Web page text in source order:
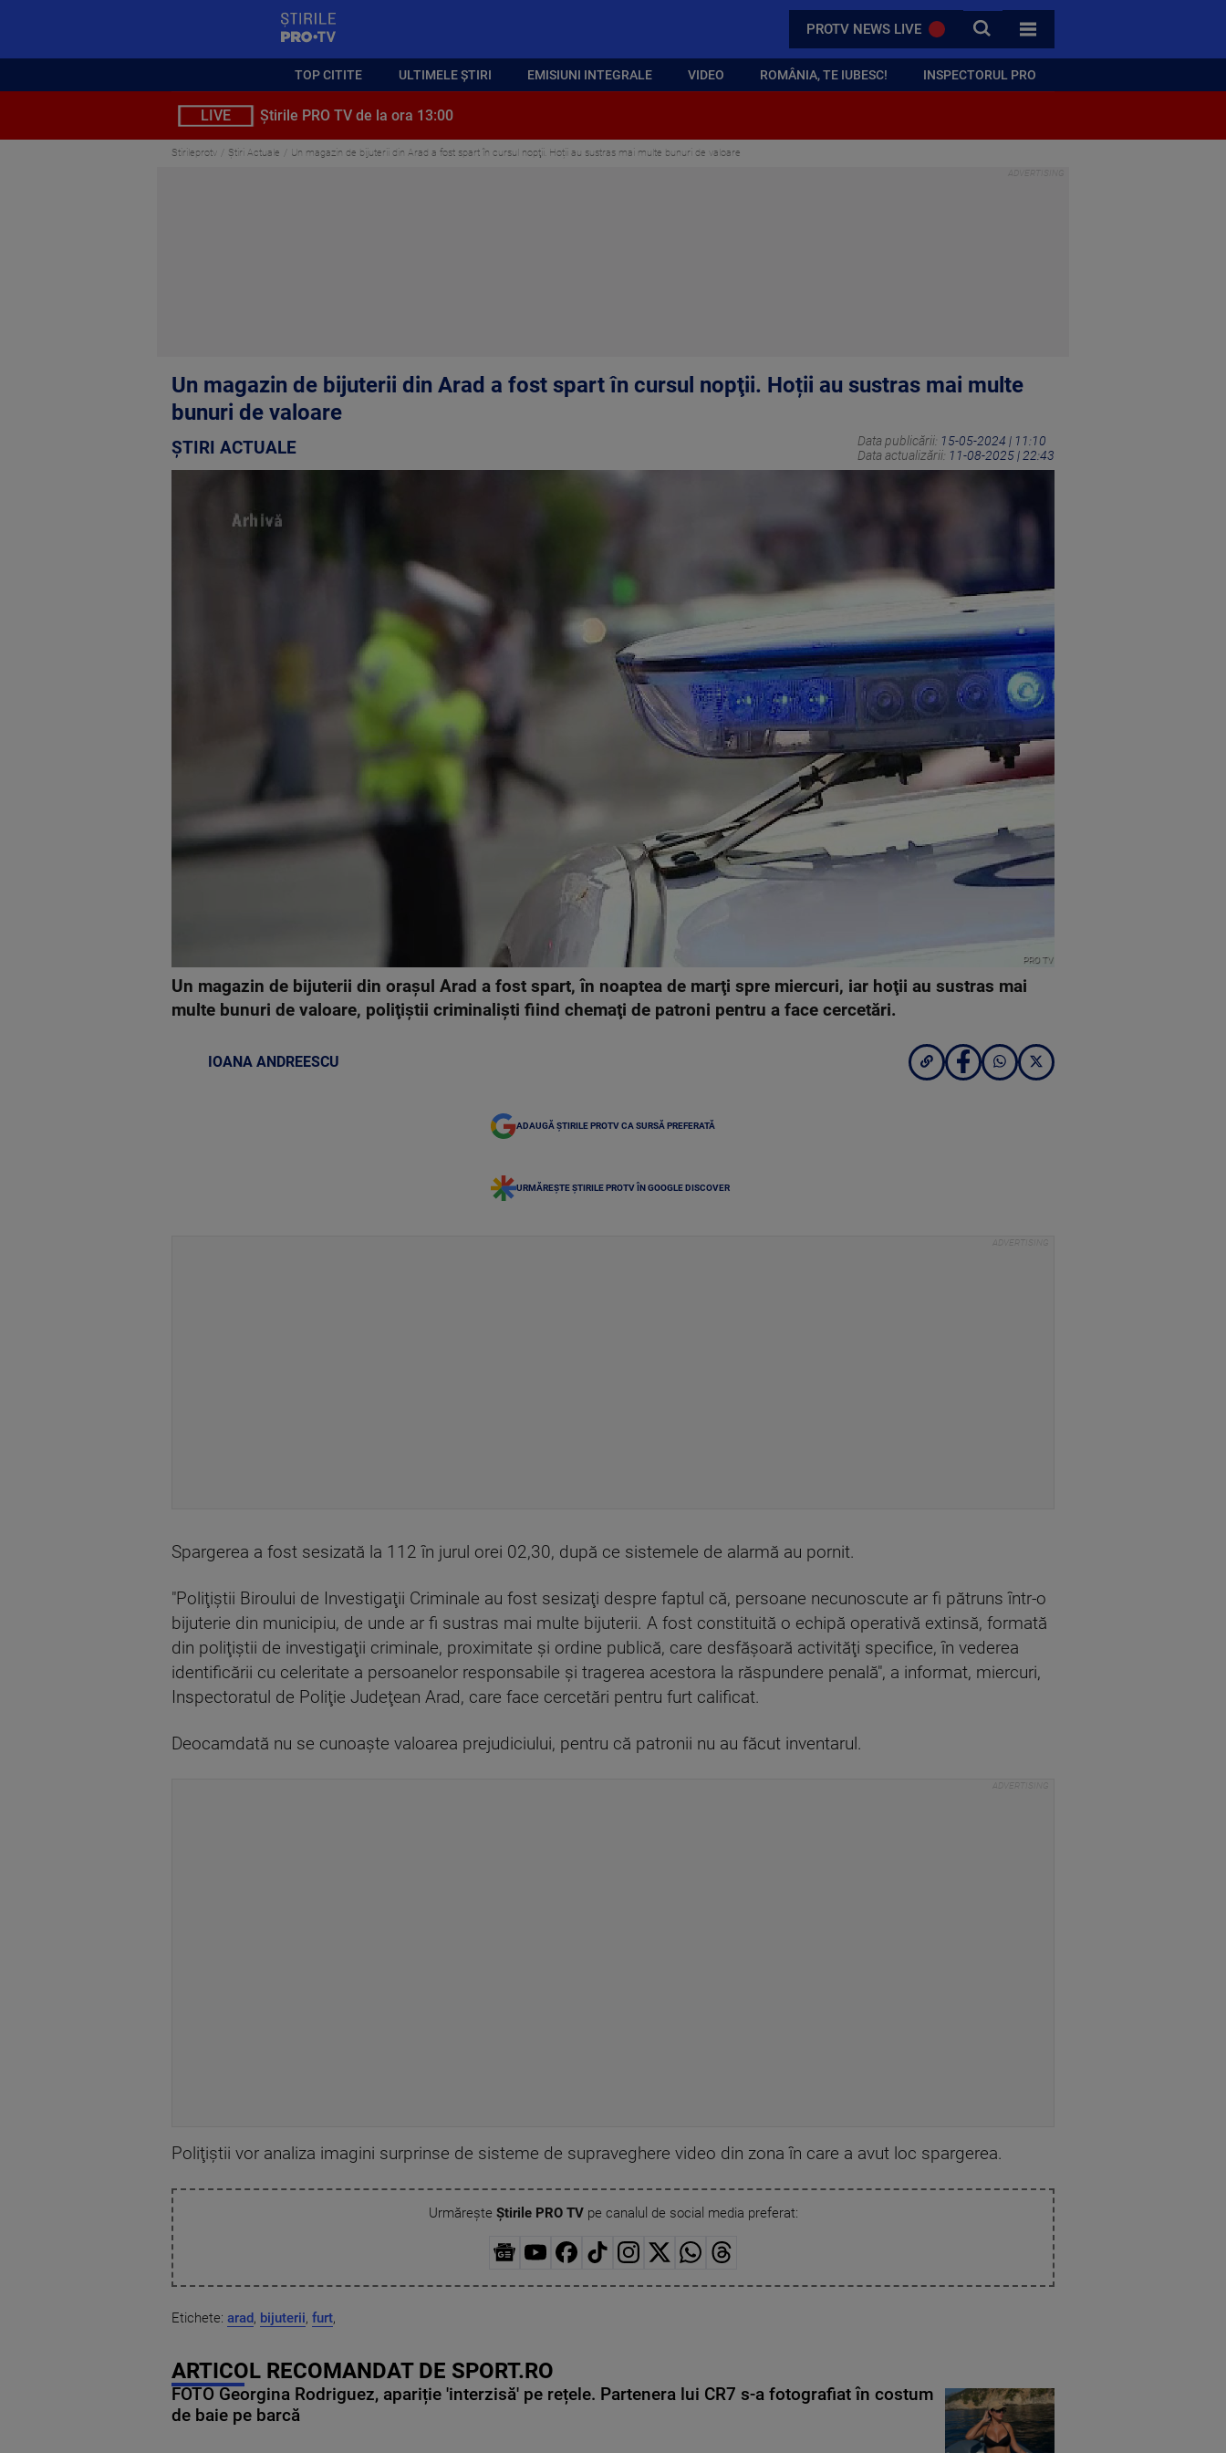
PROTV NEWS LIVE CAUTA
TOATE CATEGORIILE
TOP CITITE ULTIMELE ȘTIRI EMISIUNI INTEGRALE VIDEO ROMÂNIA, TE IUBESC! INSPECTORUL PRO
LIVE Știrile PRO TV de la ora 13:00
Stirileprotv Știri Actuale Un magazin de bijuterii din Arad a fost spart în cursul nopţii. Hoții au sustras mai multe bunuri de valoare
Un magazin de bijuterii din Arad a fost spart în cursul nopţii. Hoții au sustras mai multe
bunuri de valoare
ȘTIRI ACTUALE Data publicării: 15-05-2024 | 11:10
Data actualizării: 11-08-2025 | 22:43
PRO TV
Un magazin de bijuterii din oraşul Arad a fost spart, în noaptea de marţi spre miercuri, iar hoţii au sustras mai
multe bunuri de valoare, poliţiştii criminalişti fiind chemaţi de patroni pentru a face cercetări.
IOANA ANDREESCU
ADAUGĂ ȘTIRILE PROTV CA SURSĂ PREFERATĂ
URMĂREȘTE ȘTIRILE PROTV ÎN GOOGLE DISCOVER
Spargerea a fost sesizată la 112 în jurul orei 02,30, după ce sistemele de alarmă au pornit.
"Poliţiştii Biroului de Investigaţii Criminale au fost sesizaţi despre faptul că, persoane necunoscute ar fi pătruns într-o
bijuterie din municipiu, de unde ar fi sustras mai multe bijuterii. A fost constituită o echipă operativă extinsă, formată
din poliţiştii de investigaţii criminale, proximitate şi ordine publică, care desfăşoară activităţi specifice, în vederea
identificării cu celeritate a persoanelor responsabile şi tragerea acestora la răspundere penală", a informat, miercuri,
Inspectoratul de Poliţie Judeţean Arad, care face cercetări pentru furt calificat.
Deocamdată nu se cunoaşte valoarea prejudiciului, pentru că patronii nu au făcut inventarul.
Poliţiştii vor analiza imagini surprinse de sisteme de supraveghere video din zona în care a avut loc spargerea.
Urmărește Știrile PRO TVpe canalul de social media preferat:
Etichete: arad, bijuterii, furt,
ARTICOL RECOMANDAT DE SPORT.RO
FOTO Georgina Rodriguez, apariție 'interzisă' pe rețele. Partenera lui CR7 s-a fotografiat în costum
de baie pe barcă